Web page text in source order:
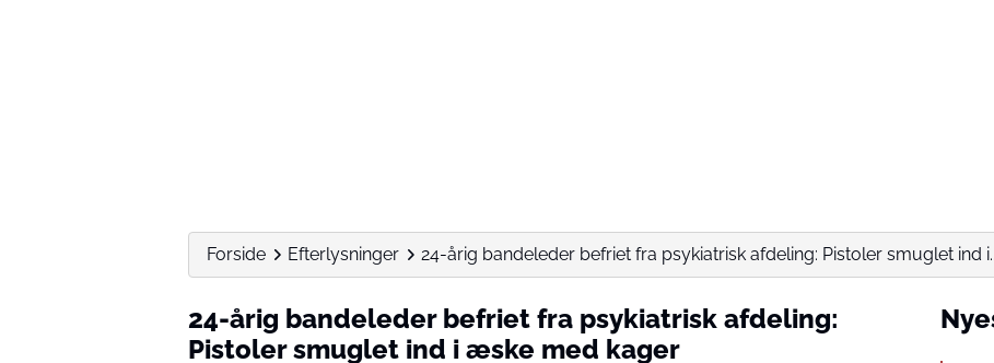
Forside Efterlysninger 24-årig bandeleder befriet fra psykiatrisk afdeling: Pistoler smuglet ind
24-årig bandeleder befriet fra psykiatrisk afdeling:
Pistoler smuglet ind i æske med kager